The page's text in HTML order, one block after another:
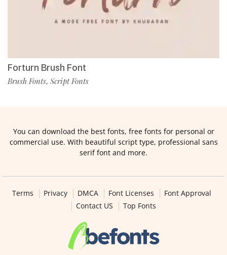
Forturn Brush Font
Brush Fonts, Script Fonts
You can download the best fonts, free fonts for personal or
commercial use. With beautiful script type, professional sans
serif font and more.
Terms Privacy DMCA Font Licenses
Font Approval
Contact US
Top Fonts